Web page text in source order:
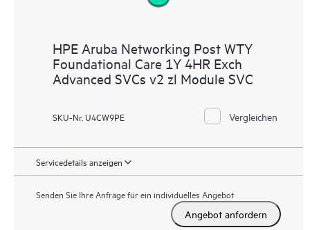
HPE Aruba Networking Post WTY
Foundational Care 1Y 4HR Exch
Advanced SVCs v2 zl Module SVC
SKU-Nr. U4CW9PE Vergleichen
Servicedetails anzeigen
Senden Sie Ihre Anfrage für ein individuelles Angebot
Angebot anfordern